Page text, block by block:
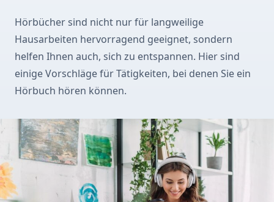
Hörbücher sind nicht nur für langweilige
Hausarbeiten hervorragend geeignet, sondern
helfen Ihnen auch, sich zu entspannen. Hier sind
einige Vorschläge für Tätigkeiten, bei denen Sie ein
Hörbuch hören können.